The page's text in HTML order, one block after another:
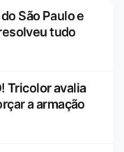
São Paulo e
tudo
Tricolor avalia
a armação